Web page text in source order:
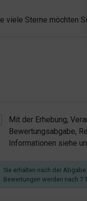
viele Sterne möchten
Mit der Erhebung,
Bewertungsabgabe,
Informationen siehe
Sie erhalten nach der
Bewertungen werden nach 7